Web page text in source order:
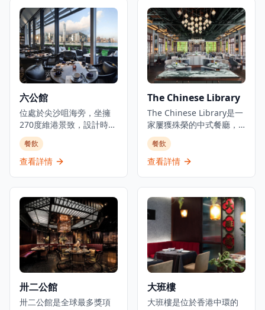
家餐廳提供英式與中式烹
飪傳統的獨特融合，招牌
菜包括香酥鴨跟薄餅、蝦
多士配甜辣醬、蜜汁排
骨，以及著名的1908BC魚
薯條配豌豆泥和咖喱醬。
餐廳位於上環賓咸街The
食和外送服務。
雞尾酒及素食選擇。餐廳
坐擁維多利亞港的壯麗景
色，為用餐體驗增添無與
倫比的視覺享受。南海一
號以傳統粵菜精髓為基
礎，結合現代烹飪技藝，
創造出既保留傳統風味又
具創新元素的精緻菜式。
餐廳的點心製作精細，選
用上等食材，每一道點心
都展現了粵式點心的精緻
工藝。婚禮菜單經過精心
設計，適合各種慶祝場
合，從小型家庭聚會到大
鮑魚套餐，選用頂級食
材，呈現粵菜的精華。此
外，餐廳引進的鹿兒島和
牛品質卓越，經過專業烹
調，肉質鮮嫩多汁。餐廳
的雞尾酒選擇豐富，由專
業調酒師精心調製，為傳
統粵菜用餐體驗增添現代
元素。對於素食者，餐廳
六公館
位處於尖沙咀海旁，坐擁
270度維港景致，設計時尚
帶點古韻的六公館主打新
舊融合的新派中國菜，是
情侶約會和商務宴請的理
來更豐富的餐飲體驗，每
一道菜都展現了中菜的創
新與傳統的完美結合。以
高級粵菜著稱，餐廳裝潢
奢華典雅，提供窗邊座位
可享維港美景，無論是日
間還是夜晚，都能欣賞到
六公館的菜單融合了經典
粵菜精髓與現代創意，選
餐飲
查看詳情
The Chinese Library
The Chinese Library是一
家屢獲殊榮的中式餐廳，
位於香港中環大館歷史悠
久的前警察總部頂層。餐
廳在殖民地優雅環境中提
川菜到上海菜。以現代點
心和傳統中式料理聞名，
餐廳提供早午餐、午餐和
晚餐，設有高級用餐室和
可俯瞰庭院的露台座位。
每道點心和菜餚都精心製
作，根植於傳統但以現代
餐飲
查看詳情
卅二公館
卅二公館是全球最多獎項
大班樓
大班樓是位於香港中環的